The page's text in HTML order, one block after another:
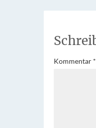
Kommentar *